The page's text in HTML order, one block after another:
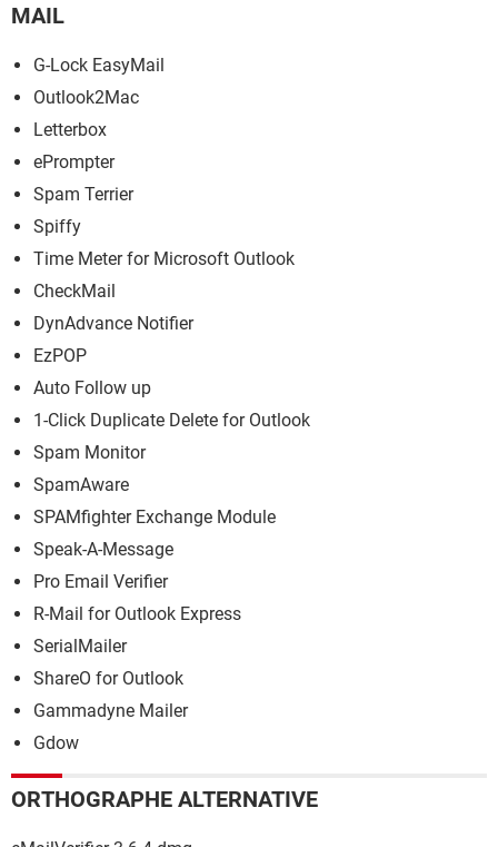
MAIL
G-Lock EasyMail
Outlook2Mac
Letterbox
ePrompter
Spam Terrier
Spiffy
Time Meter for Microsoft Outlook
CheckMail
DynAdvance Notifier
EzPOP
Auto Follow up
1-Click Duplicate Delete for Outlook
Spam Monitor
SpamAware
SPAMfighter Exchange Module
Speak-A-Message
Pro Email Verifier
R-Mail for Outlook Express
SerialMailer
ShareO for Outlook
Gammadyne Mailer
Gdow
ORTHOGRAPHE ALTERNATIVE